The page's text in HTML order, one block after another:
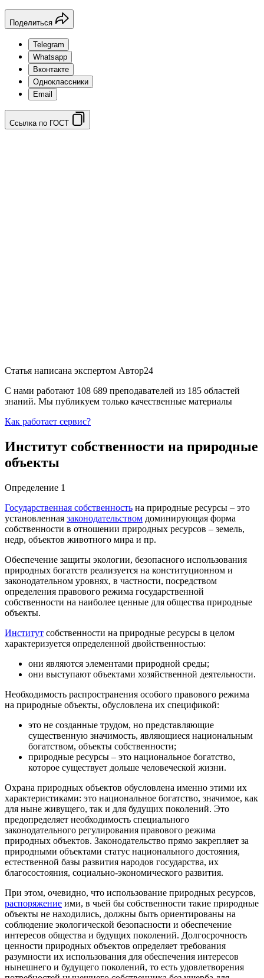
Поделиться
Telegram
Whatsapp
Вконтакте
Одноклассники
Email
Ссылка по ГОСТ
Статья написана экспертом Автор24
С нами работают 108 689 преподавателей из 185 областей
знаний. Мы публикуем только качественные материалы
Как работает сервис?
Институт собственности на природные
объекты
Определение 1
Государственная собственность на природные ресурсы – это
установленная законодательством доминирующая форма
собственности в отношении природных ресурсов – земель,
недр, объектов животного мира и пр.
Обеспечение защиты экологии, безопасного использования
природных богатств реализуется на конституционном и
законодательном уровнях, в частности, посредством
определения правового режима государственной
собственности на наиболее ценные для общества природные
объекты.
Институт собственности на природные ресурсы в целом
характеризуется определенной двойственностью:
они являются элементами природной среды;
они выступают объектами хозяйственной деятельности.
Необходимость распространения особого правового режима
на природные объекты, обусловлена их спецификой:
это не созданные трудом, но представляющие
существенную значимость, являющиеся национальным
богатством, объекты собственности;
природные ресурсы – это национальное богатство,
которое существует дольше человеческой жизни.
Охрана природных объектов обусловлена именно этими их
характеристиками: это национальное богатство, значимое, как
для ныне живущего, так и для будущих поколений. Это
предопределяет необходимость специального
законодательного регулирования правового режима
природных объектов. Законодательство прямо закрепляет за
природными объектами статус национального достояния,
естественной базы развития народов государства, их
благосостояния, социально-экономического развития.
При этом, очевидно, что использование природных ресурсов,
распоряжение ими, в чьей бы собственности такие природные
объекты не находились, должны быть ориентированы на
соблюдение экологической безопасности и обеспечение
интересов общества и будущих поколений. Долгосрочность
ценности природных объектов определяет требования
разумности их использования для обеспечения интересов
нынешнего и будущего поколений, то есть удовлетворения